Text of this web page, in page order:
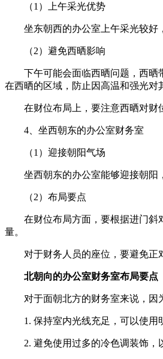
（1）上午采光优势
坐东朝西的办公室上午采光较好
（2）避免西晒影响
下午可能会面临西晒问题，西晒
在西晒的区域，防止因高温和强光对
在财位布局上，要注意西晒对财
4、坐西朝东的办公室财务室
（1）迎接朝阳气场
坐西朝东的办公室能够迎接朝阳
（2）布局要点
在财位布局方面，要根据进门斜
量。
对于财务人员的座位，要避免正
北朝向的办公室财务室布局要点
对于面朝北方的财务室来说，因
1. 保持室内光线充足，可以使用
2. 避免使用过多的冷色调装饰，